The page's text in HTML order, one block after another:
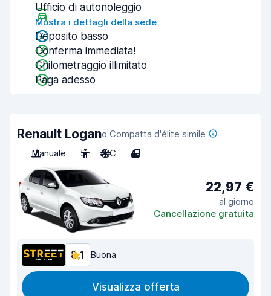
Ufficio di autonoleggio
Mostra i dettagli della sede
Deposito basso
Conferma immediata!
Chilometraggio illimitato
Paga adesso
Renault Logano Compatta d'élite simile
Manuale
5 A/C 4
22,97 €
al giorno
Cancellazione gratuita
8,1 Buona
Visualizza offerta